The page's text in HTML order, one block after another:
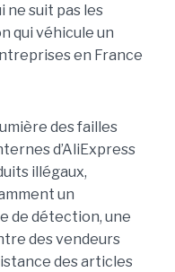
ne suit pas les
qui véhicule un
en France
des failles
d’AliExpress
illégaux,
un
de détection, une
des vendeurs
des articles